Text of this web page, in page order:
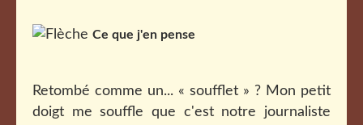
Ce que j'en pense
Retombé comme un... « soufflet » ? Mon petit
doigt me souffle que c'est notre journaliste